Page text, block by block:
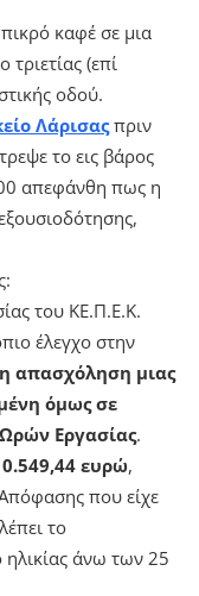
καφέ σε μια
(επί
οδού.
Λάρισαςπριν
το εις βάρος
απεφάνθη πως η
του ΚΕ.Π.Ε.Κ.
έλεγχο στην
απασχόληση μιας
όμως σε
Εργασίας.
ευρώ,
που είχε
το
άνω των 25